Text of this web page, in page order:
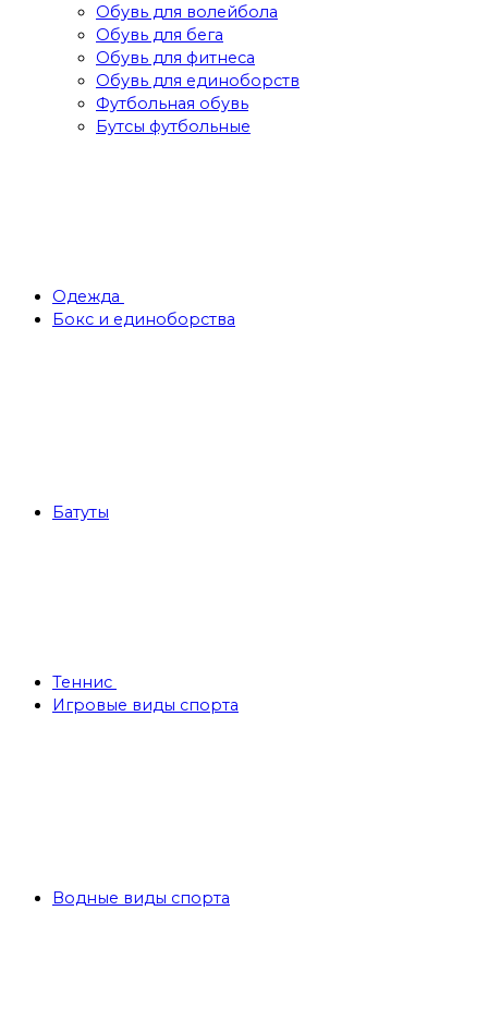
Обувь для волейбола
Обувь для бега
Обувь для фитнеса
Обувь для единоборств
Футбольная обувь
Бутсы футбольные
Одежда
Бокс и единоборства
Батуты
Теннис
Игровые виды спорта
Водные виды спорта